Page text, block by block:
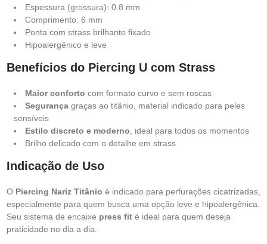
Espessura (grossura): 0.8 mm
Comprimento: 6 mm
Ponta com strass brilhante fixado
Hipoalergênico e leve
Benefícios do Piercing U com Strass
Maior conforto com formato curvo e sem roscas
Segurança graças ao titânio, material indicado para peles
sensíveis
Estilo discreto e moderno , ideal para todos os momentos
Brilho delicado com o detalhe em strass
Indicação de Uso
O Piercing Nariz Titânio é indicado para perfurações cicatrizadas,
especialmente para quem busca uma opção leve e hipoalergênica.
Seu sistema de encaixe press fit é ideal para quem deseja
praticidade no dia a dia.